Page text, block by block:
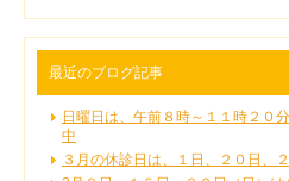
最近のブログ記事
日曜日は、午前８時～１１時２０
中
３月の休診日は、１日、２０日、